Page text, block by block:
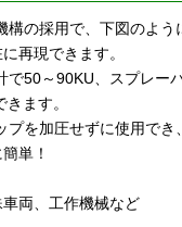
構の採用で、下図のよう
再現できます。
で50～90KU、スプレー
ます。
を加圧せずに使用でき
単！
両、工作機械など